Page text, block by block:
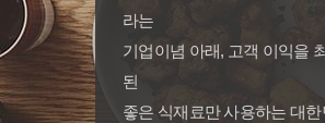
라는
기업이념 아래, 고객 이익을
된
좋은 식재료만 사용하는 대